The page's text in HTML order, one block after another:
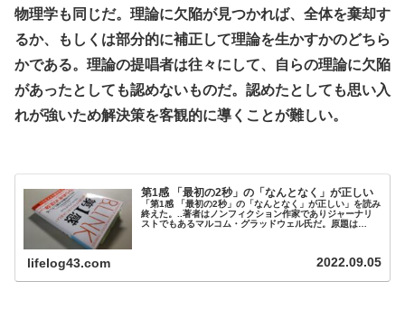
物理学も同じだ。理論に欠陥が見つかれば、全体を棄却す
るか、もしくは部分的に補正して理論を生かすかのどちら
かである。理論の提唱者は往々にして、自らの理論に欠陥
があったとしても認めないものだ。認めたとしても思い入
れが強いため解決策を客観的に導くことが難しい。
第1感 「最初の2秒」の「なんとなく」が正しい
「第1感 「最初の2秒」の「なんとなく」が正しい」を読み
終えた。..著者はノンフィクション作家でありジャーナリ
ストでもあるマルコム・グラッドウェル氏だ。原題は
を犯す回数とはほとんど関係がない。そのわけとは何か。
lifelog43.com 2022.09.05